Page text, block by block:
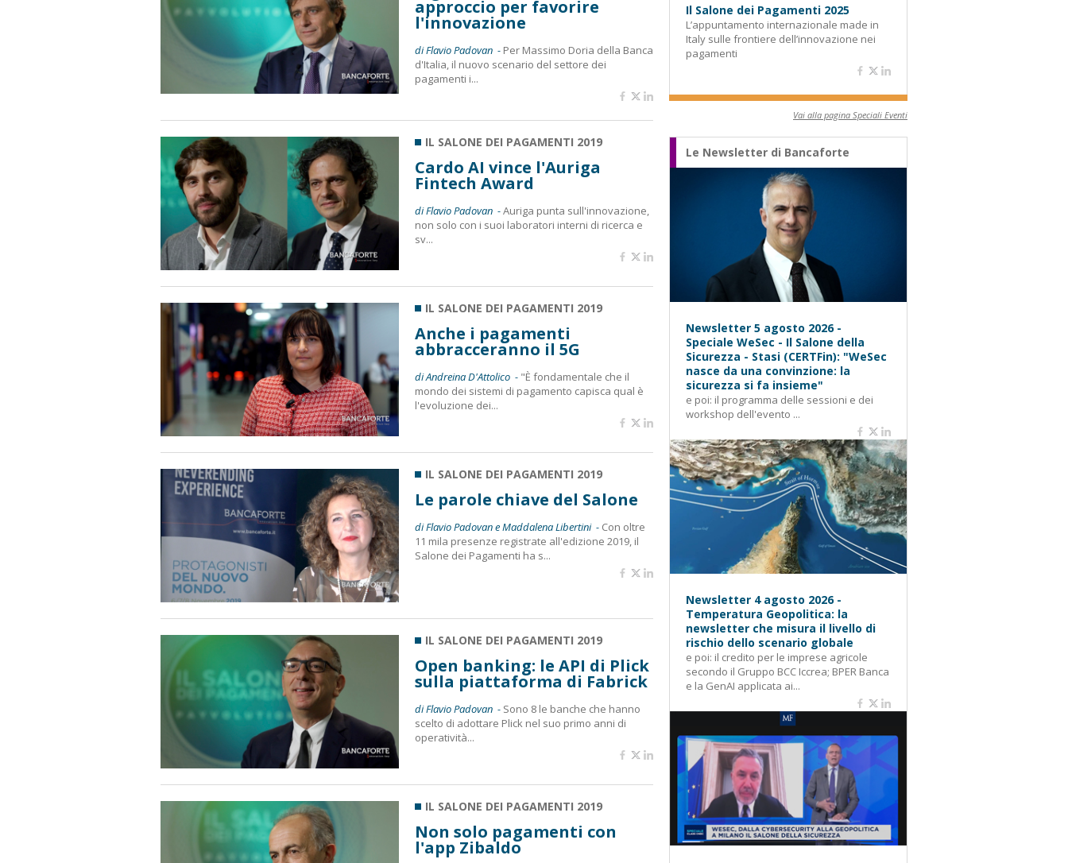
approccio per favorire
l'innovazione
di Flavio Padovan - Per Massimo Doria della Banca
d'Italia, il nuovo scenario del settore dei
pagamenti i...
IL SALONE DEI PAGAMENTI 2019
Cardo AI vince l'Auriga
Fintech Award
di Flavio Padovan -Auriga punta sull'innovazione,
non solo con i suoi laboratori interni di ricerca e
sv...
IL SALONE DEI PAGAMENTI 2019
Anche i pagamenti
abbracceranno il 5G
di Andreina D'Attolico - "È fondamentale che il
mondo dei sistemi di pagamento capisca qual è
l'evoluzione dei...
IL SALONE DEI PAGAMENTI 2019
Le parole chiave del Salone
di Flavio Padovan e Maddalena Libertini - Con oltre
11 mila presenze registrate all'edizione 2019, il
Salone dei Pagamenti ha s...
IL SALONE DEI PAGAMENTI 2019
Open banking: le API di Plick
sulla piattaforma di Fabrick
di Flavio Padovan - Sono 8 le banche che hanno
scelto di adottare Plick nel suo primo anni di
operatività...
IL SALONE DEI PAGAMENTI 2019
Non solo pagamenti con
l'app Zibaldo
Il Salone dei Pagamenti 2025
L’appuntamento internazionale made in
Italy sulle frontiere dell’innovazione nei
pagamenti
Vai alla pagina Speciali Eventi
Le Newsletter di Bancaforte
Newsletter 5 agosto 2026 -
Speciale WeSec - Il Salone della
Sicurezza - Stasi (CERTFin): "WeSec
nasce da una convinzione: la
sicurezza si fa insieme"
e poi: il programma delle sessioni e dei
workshop dell'evento ...
Newsletter 4 agosto 2026 -
Temperatura Geopolitica: la
newsletter che misura il livello di
rischio dello scenario globale
e poi: il credito per le imprese agricole
secondo il Gruppo BCC Iccrea; BPER Banca
e la GenAI applicata ai...